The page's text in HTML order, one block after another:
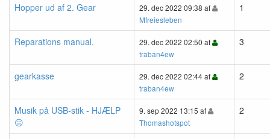
Hopper ud af 2. Gear
29. dec 2022 09:38 af
Mfreiesleben
1
Reparations manual.
29. dec 2022 02:50 af
traban4ew
3
gearkasse
29. dec 2022 02:44 af
traban4ew
2
Musik på USB-stik - HJÆLP
😑
9. sep 2022 13:15 af
Thomashotspot
2